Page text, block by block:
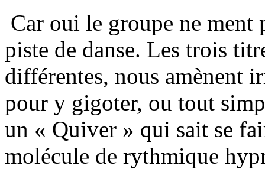
Car oui le groupe ne ment
piste de danse. Les trois
différentes, nous amènent
pour y gigoter, ou tout
un « Quiver » qui sait se
molécule de rythmique